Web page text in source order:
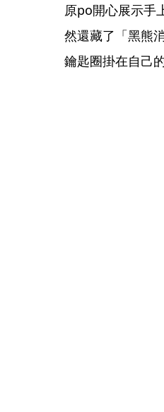
原po開心展示手
然還藏了「黑熊
鑰匙圈掛在自己